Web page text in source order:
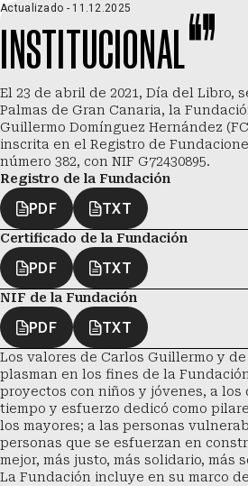
Saltar al contenido principal
Menú
Actualizado - 11.12.2025
INSTITUCIONAL
El 23 de abril de 2021, Día del Libro,
Palmas de Gran Canaria, la
Guillermo Domínguez Hernández
inscrita en el Registro de
número 382, con NIF G72430895.
Registro de la Fundación
PDF TXT
Certificado de la Fundación
PDF TXT
NIF de la Fundación
PDF TXT
Los valores de Carlos Guillermo y
plasman en los fines de la
proyectos con niños y jóvenes, a
tiempo y esfuerzo dedicó como
los mayores; a las personas
personas que se esfuerzan en
mejor, más justo, más solidario, más
La Fundación incluye en su marco